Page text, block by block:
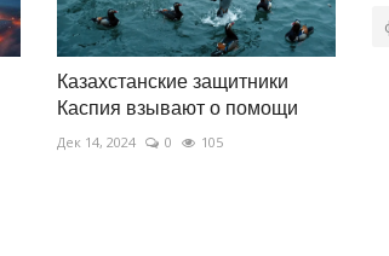
Казахстанские защитники
Каспия взывают о помощи
Дек 14, 2024 0 105